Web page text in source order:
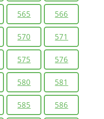
565 566
570 571
575 576
580 581
585 586